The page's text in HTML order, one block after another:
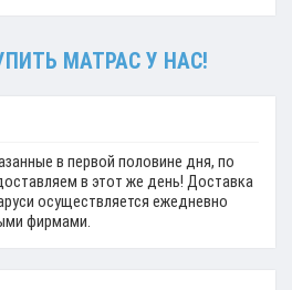
МАТРАС У НАС!
в первой половине дня, по
в этот же день! Доставка
осуществляется ежедневно
фирмами.